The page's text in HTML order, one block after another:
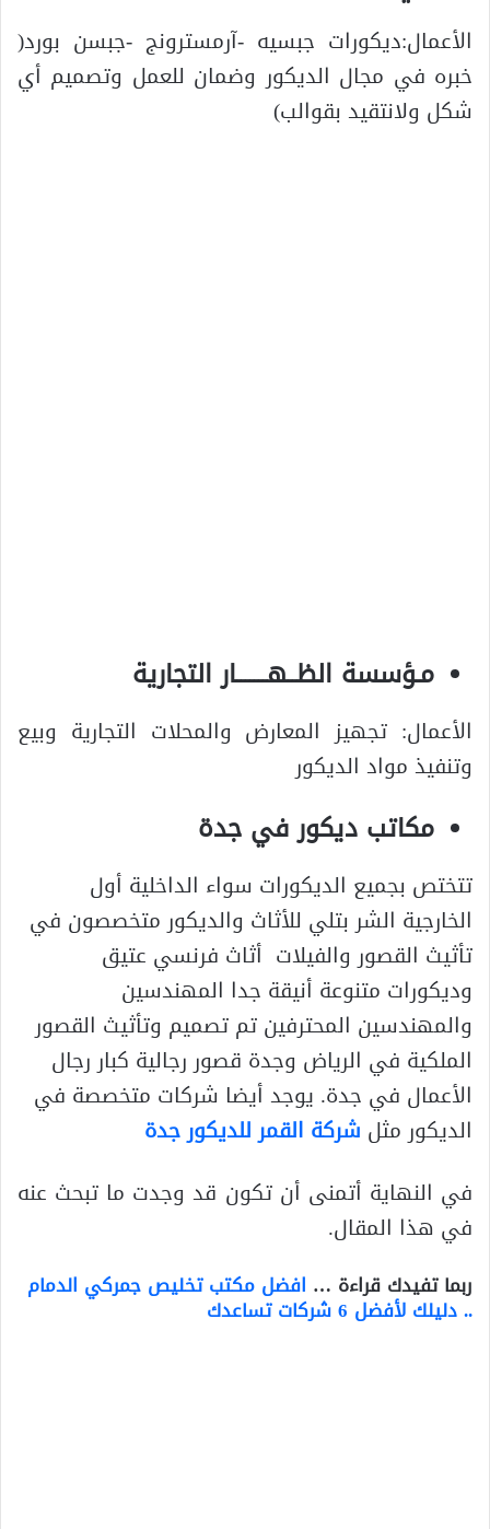
الأعمال:ديكورات جبسيه -آرمسترونج -جبسن بورد(
خبره في مجال الديكور وضمان للعمل وتصميم أي
شكل ولانتقيد بقوالب)
مـؤسسة الظــهـــــــار التجارية
الأعمال: تجهيز المعارض والمحلات التجارية وبيع
وتنفيذ مواد الديكور
مكاتب ديكور في جدة
تتختص بجميع الديكورات سواء الداخلية أول
الخارجية الشر بتلي للأثاث والديكور متخصصون في
تأثيث القصور والفيلات أثاث فرنسي عتيق
وديكورات متنوعة أنيقة جدا المهندسين
والمهندسين المحترفين تم تصميم وتأثيث القصور
الملكية في الرياض وجدة قصور رجالية كبار رجال
الأعمال في جدة. يوجد أيضا شركات متخصصة في
الديكور مثل شركة القمر للديكور جدة
في النهاية أتمنى أن تكون قد وجدت ما تبحث عنه
في هذا المقال.
ربما تفيدك قراءة … افضل مكتب تخليص جمركي الدمام
.. دليلك لأفضل 6 شركات تساعدك